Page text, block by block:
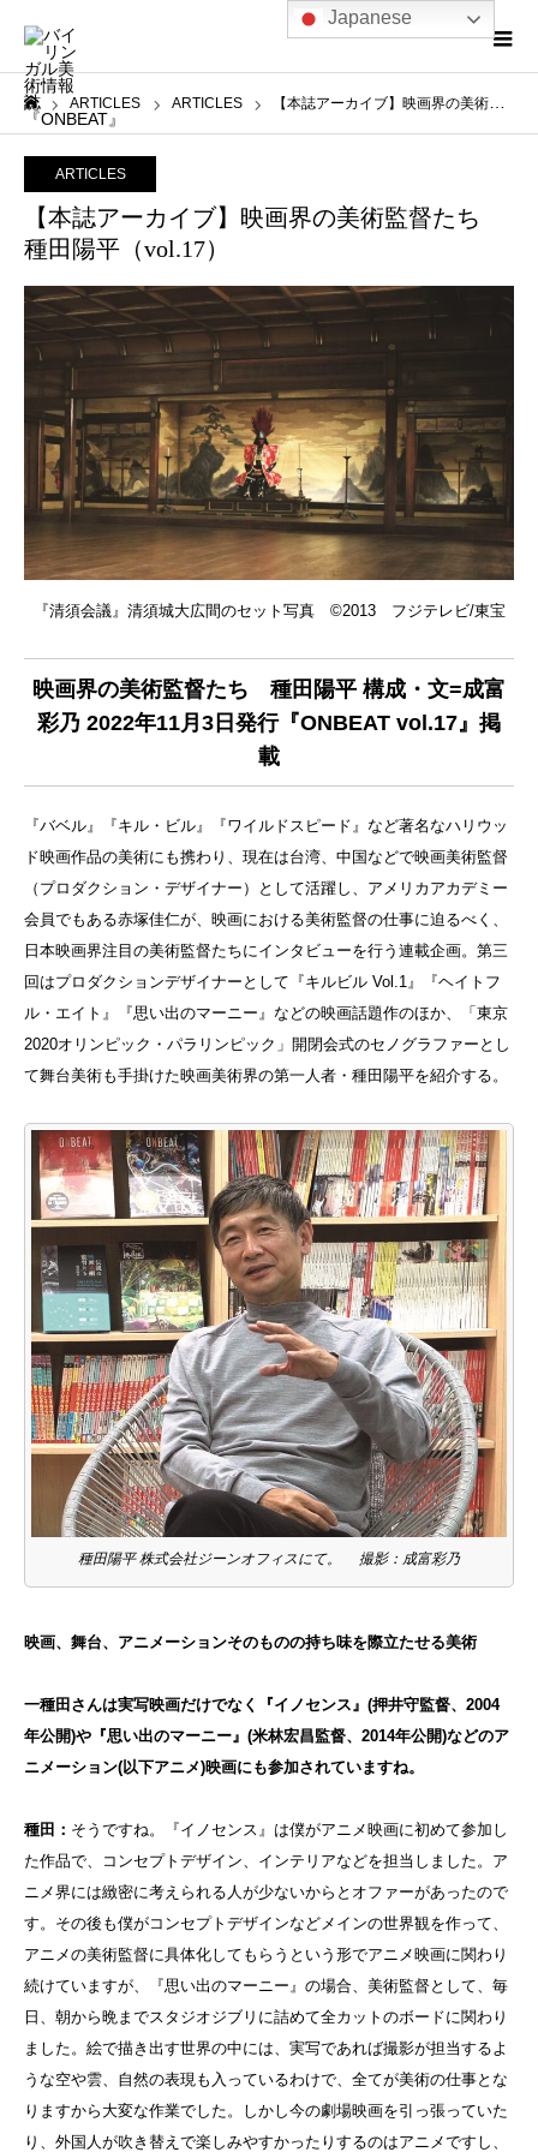
ーム
ARTICLES ARTICLES 【本誌アーカイブ】映画界の美術監督たち 種田陽平（vol.17）
ARTICLES
【本誌アーカイブ】映画界の美術監督たち
種田陽平（vol.17）
『清須会議』清須城大広間のセット写真 ©2013 フジテレビ/東宝
映画界の美術監督たち 種田陽平 構成・文=成富
彩乃 2022年11月3日発行『ONBEAT vol.17』掲
載
『バベル』『キル・ビル』『ワイルドスピード』など著名なハリウッ
ド映画作品の美術にも携わり、現在は台湾、中国などで映画美術監督
（プロダクション・デザイナー）として活躍し、アメリカアカデミー
会員でもある赤塚佳仁が、映画における美術監督の仕事に迫るべく、
日本映画界注目の美術監督たちにインタビューを行う連載企画。第三
回はプロダクションデザイナーとして『キルビル Vol.1』『ヘイトフ
ル・エイト』『思い出のマーニー』などの映画話題作のほか、「東京
2020オリンピック・パラリンピック」開閉会式のセノグラファーとし
て舞台美術も手掛けた映画美術界の第一人者・種田陽平を紹介する。
種田陽平 株式会社ジーンオフィスにて。 撮影：成富彩乃
映画、舞台、アニメーションそのものの持ち味を際立たせる美術
一種田さんは実写映画だけでなく『イノセンス』(押井守監督、2004
年公開)や『思い出のマーニー』(米林宏昌監督、2014年公開)などのア
ニメーション(以下アニメ)映画にも参加されていますね。
種田： そうですね。『イノセンス』は僕がアニメ映画に初めて参加し
た作品で、コンセプトデザイン、インテリアなどを担当しました。ア
ニメ界には緻密に考えられる人が少ないからとオファーがあったので
す。その後も僕がコンセプトデザインなどメインの世界観を作って、
アニメの美術監督に具体化してもらうという形でアニメ映画に関わり
続けていますが、『思い出のマーニー』の場合、美術監督として、毎
日、朝から晩までスタジオジブリに詰めて全カットのボードに関わり
ました。絵で描き出す世界の中には、実写であれば撮影が担当するよ
うな空や雲、自然の表現も入っているわけで、全てが美術の仕事とな
りますから大変な作業でした。しかし今の劇場映画を引っ張っていた
り、外国人が吹き替えで楽しみやすかったりするのはアニメですし、
Japanese